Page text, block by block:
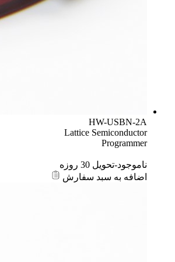
HW-USBN-2A
Lattice Semiconductor
Programmer
ناموجود-تحویل 30 روزه
اضافه به سبد سفارش